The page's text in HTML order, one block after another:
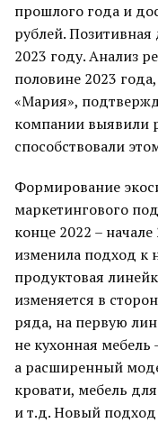
прошлого года и
рублей.
2023 году. Анализ
половине 2023
«Мария»,
компании выявили
способствовали
Формирование
маркетингового
конце 2022 –
изменила подход к
продуктовая
изменяется в
ряда, на первую
не кухонная
а расширенный
кровати, мебель
и т.д. Новый